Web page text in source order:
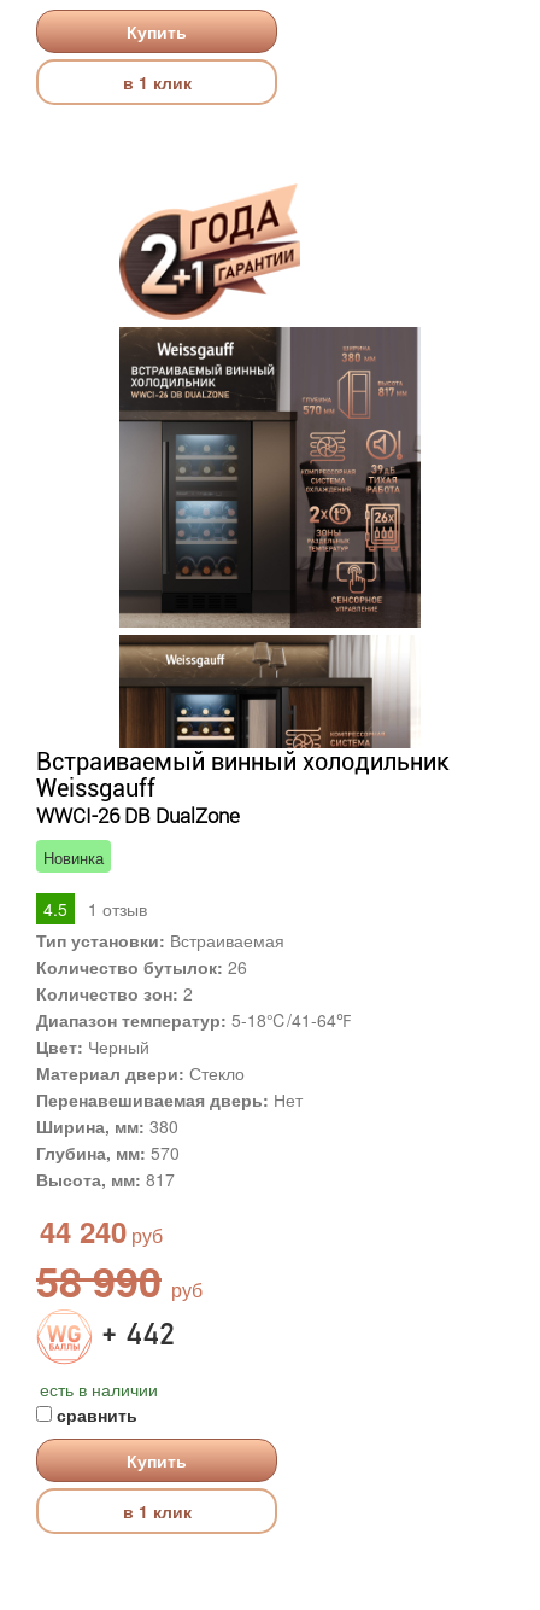
Купить
в 1 клик
Встраиваемый винный холодильник
Weissgauff
WWCI-26 DB DualZone
Новинка
4.5 1 отзыв
Тип установки: Встраиваемая
Количество бутылок: 26
Количество зон: 2
Диапазон температур: 5-18℃/41-64℉
Цвет: Черный
Материал двери: Стекло
Перенавешиваемая дверь: Нет
Ширина, мм: 380
Глубина, мм: 570
Высота, мм: 817
44 240
58 990
+ 442
есть в наличии
сравнить
Купить
в 1 клик